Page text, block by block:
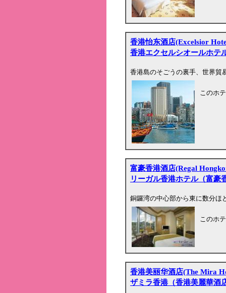
香港怡东酒店(Excelsior
香港エクセルシオールホテ
香港島のそごうの裏手、世界貿
このホ
富豪香港酒店(Regal
リーガル香港ホテル（富豪
銅鑼湾の中心部から東に数分ほ
このホ
香港美丽华酒店(The Mira
ザミラ香港（香港美麗華酒